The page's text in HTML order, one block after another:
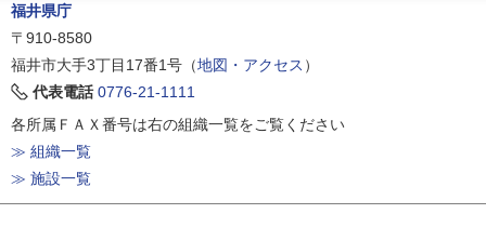
福井県庁
〒910-8580
福井市大手3丁目17番1号（地図・アクセス ）
代表電話 0776-21-1111
各所属ＦＡＸ番号は右の組織一覧をご覧ください
≫ 組織一覧
≫ 施設一覧